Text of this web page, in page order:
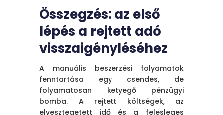
Összegzés: az első
lépés a rejtett adó
visszaigényléséhez
A manuális beszerzési folyamatok
fenntartása egy csendes, de
folyamatosan ketyegő pénzügyi
bomba. A rejtett költségek, az
elvesztegetett idő és a felesleges